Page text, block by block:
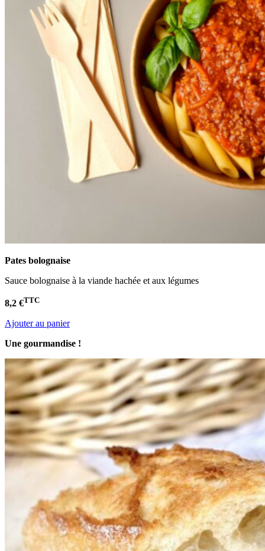
Pates bolognaise
Sauce bolognaise à la viande hachée et aux légumes
8,2 €TTC
Ajouter au panier
Une gourmandise !